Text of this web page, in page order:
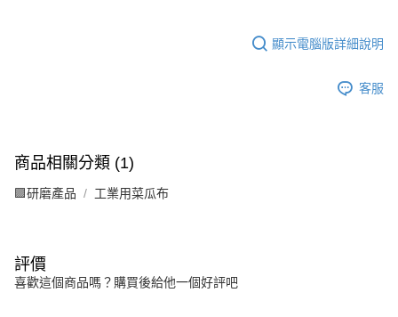
顯示電腦版詳細說明
客服
商品相關分類 (1)
🟪研磨產品 工業用菜瓜布
評價
喜歡這個商品嗎？購買後給他一個好評吧